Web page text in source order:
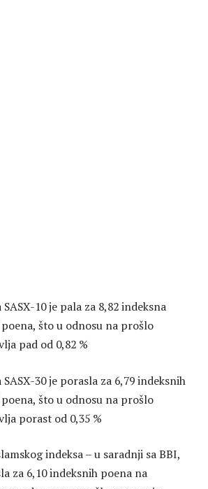
10 je pala za 8,82 indeksna
poena, što u odnosu na prošlo
pad od 0,82 %
30 je porasla za 6,79 indeksnih
poena, što u odnosu na prošlo
porast od 0,35 %
indeksa – u saradnji sa BBI,
za 6,10 indeksnih poena na